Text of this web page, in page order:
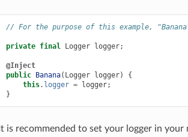
// For the purpose of this example,
private final Logger logger;
@Inject
public Banana( Logger logger)
{
this. logger = logger;
}
It is recommended to set your logger in